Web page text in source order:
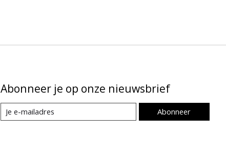
Abonneer je op onze nieuwsbrief
Abonneer